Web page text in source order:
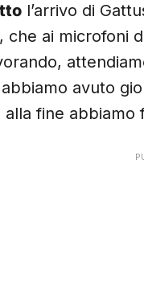
l’arrivo di
che ai microfoni
avuto
fine abbiamo